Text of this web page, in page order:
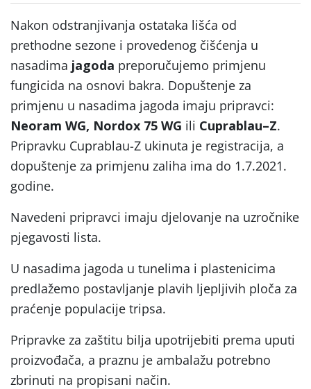
Nakon odstranjivanja ostataka lišća od
prethodne sezone i provedenog čišćenja u
nasadima jagoda preporučujemo primjenu
fungicida na osnovi bakra. Dopuštenje za
primjenu u nasadima jagoda imaju pripravci:
Neoram WG, Nordox 75 WG ili Cuprablau–Z.
Pripravku Cuprablau-Z ukinuta je registracija, a
dopuštenje za primjenu zaliha ima do 1.7.2021.
godine.
Navedeni pripravci imaju djelovanje na uzročnike
pjegavosti lista.
U nasadima jagoda u tunelima i plastenicima
predlažemo postavljanje plavih ljepljivih ploča za
praćenje populacije tripsa.
Pripravke za zaštitu bilja upotrijebiti prema uputi
proizvođača, a praznu je ambalažu potrebno
zbrinuti na propisani način.